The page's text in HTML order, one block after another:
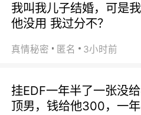
我叫我儿子结婚，可是
他没用 我过分不？
真情秘密 匿名 3小时前
挂EDF一年半了一张没
顶男，钱给他300，一